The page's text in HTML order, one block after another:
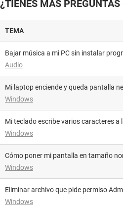
¿TIENES MÁS
TEMA
Bajar música a mi PC sin instalar
Audio
Mi laptop enciende y queda pantalla
Windows
Mi teclado escribe varios caracteres a
Windows
Cómo poner mi pantalla en tamaño
Windows
Eliminar archivo que pide permiso
Windows